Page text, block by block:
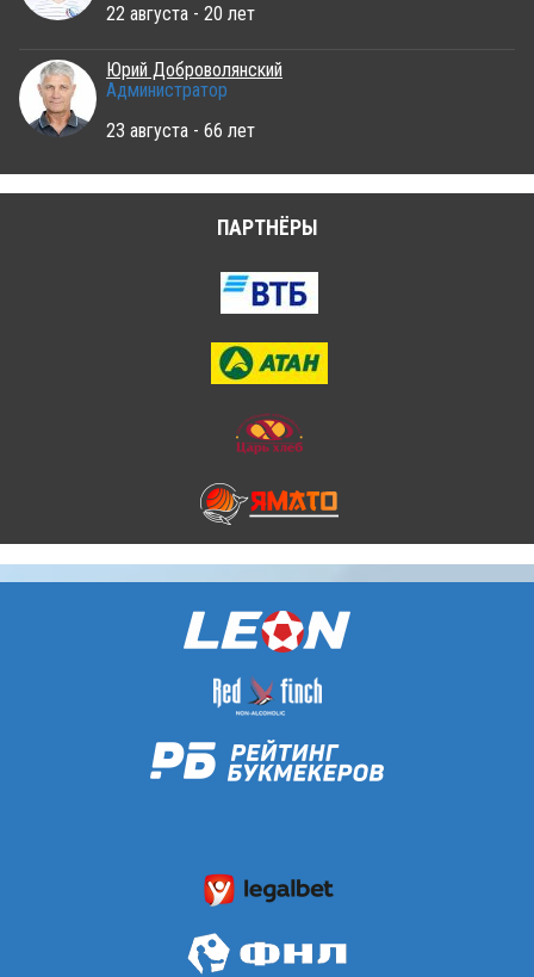
22 августа - 20 лет
Юрий Доброволянский
Администратор
23 августа - 66 лет
ПАРТНЁРЫ